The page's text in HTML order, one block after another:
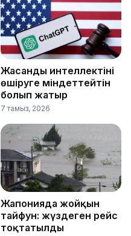
Жасанды интеллектіні
өшіруге міндеттейтін
болып жатыр
7 тамыз, 2026
Жапонияда жойқын
тайфун: жүздеген рейс
тоқтатылды